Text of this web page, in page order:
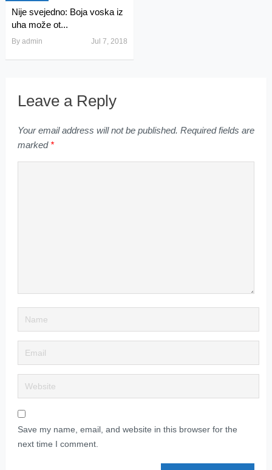
Nije svejedno: Boja voska iz
uha može ot...
By admin Jul 7, 2018
Leave a Reply
Your email address will not be published. Required fields are
marked *
Save my name, email, and website in this browser for the
next time I comment.